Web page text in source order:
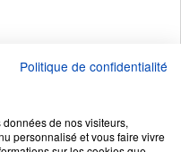
Politique de confidentialité
de nos visiteurs,
personnalisé et vous faire vivre